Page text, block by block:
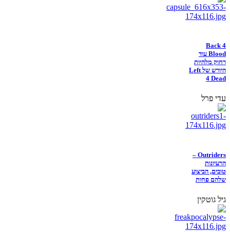
Back 4
Blood עוד
רחוק מלהיות
היורש של Left
4 Dead
עדי פרל
Outriders –
הרעיונות
טובים, הביצוע
שלהם פחות
גיל גוטקין